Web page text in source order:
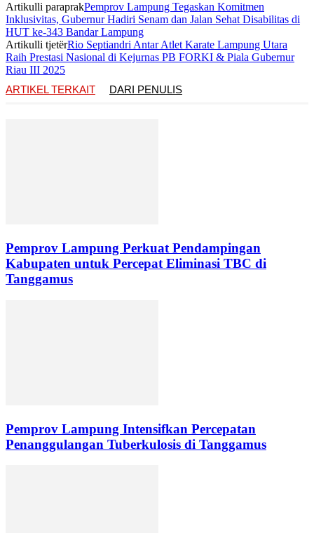
Artikulli paraprakPemprov Lampung Tegaskan Komitmen
Inklusivitas, Gubernur Hadiri Senam dan Jalan Sehat Disabilitas di
HUT ke-343 Bandar Lampung
Artikulli tjetërRio Septiandri Antar Atlet Karate Lampung Utara
Raih Prestasi Nasional di Kejurnas PB FORKI & Piala Gubernur
Riau III 2025
ARTIKEL TERKAIT
DARI PENULIS
Pemprov Lampung Perkuat Pendampingan
Kabupaten untuk Percepat Eliminasi TBC di
Tanggamus
Pemprov Lampung Intensifkan Percepatan
Penanggulangan Tuberkulosis di Tanggamus